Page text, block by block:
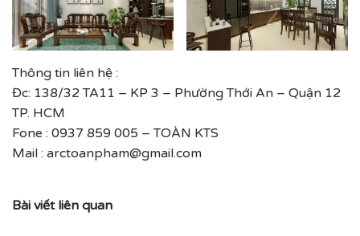
Thông tin liên hệ :
Đc: 138/32 TA11 – KP 3 – Phường Thới An – Quận 12
TP. HCM
Fone : 0937 859 005 – TOÀN KTS
Mail : arctoanpham@gmail.com
Bài viết liên quan